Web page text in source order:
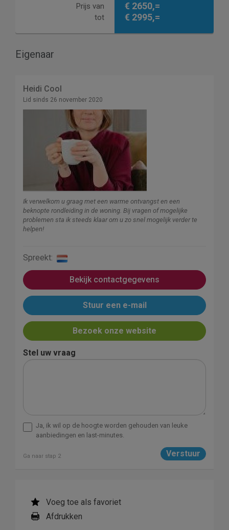
Prijs van
tot
€ 2650,=
€ 2995,=
Eigenaar
Heidi Cool
Lid sinds 26 november 2020
Ik verwelkom u graag met een warme ontvangst en een
beknopte rondleiding in de woning. Bij vragen of mogelijke
problemen sta ik steeds klaar om u zo snel mogelijk verder te
helpen!
Spreekt:
Bekijk contactgegevens
Stuur een e-mail
Bezoek onze website
Stel uw vraag
Ja, ik wil op de hoogte worden gehouden van leuke
aanbiedingen en last-minutes.
Ga naar stap 2
Voeg toe als favoriet
Afdrukken